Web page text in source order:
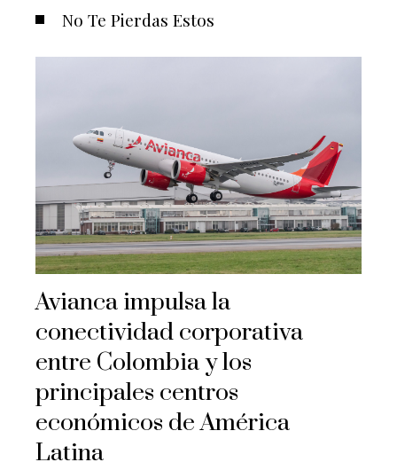
No Te Pierdas Estos
Avianca impulsa la
conectividad corporativa
entre Colombia y los
principales centros
económicos de América
Latina